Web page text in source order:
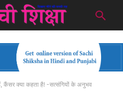
कैंसर क्या कहता है! -सत्संगियों के अनुभव